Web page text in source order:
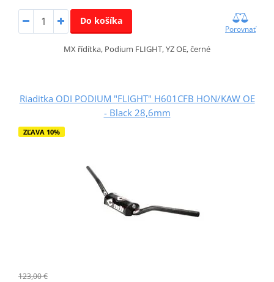
Do košíka
Porovnať
MX řídítka, Podium FLIGHT, YZ OE, černé
Riaditka ODI PODIUM "FLIGHT" H601CFB HON/KAW OE
- Black 28,6mm
ZĽAVA 10%
123,00 €